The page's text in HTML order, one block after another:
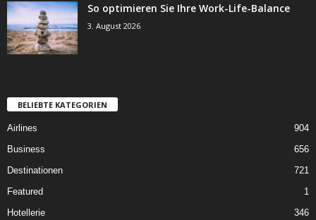
So optimieren Sie Ihre Work-Life-Balance
3. August 2026
BELIEBTE KATEGORIEN
Airlines
904
Business
656
Destinationen
721
Featured
1
Hotellerie
346